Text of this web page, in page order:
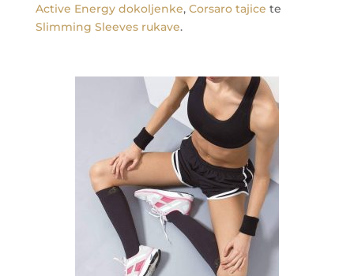
Active Energy dokoljenke, Corsaro tajice te
Slimming Sleeves rukave.